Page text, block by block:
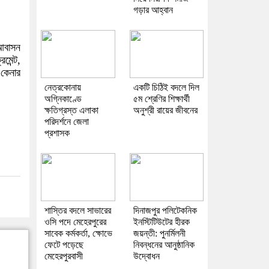
গড়ার আহ্বান
নেত্রকোনায়
অগ্নিকাণ্ডে
ক্ষতিগ্রস্ত এলাকা
পরিদর্শনে জেলা
প্রশাসক
একটি চিঠিই বদলে দিল
৫ম শ্রেণির শিক্ষার্থী
অনুশ্রী রায়ের জীবনের
শাস্তির বদলে সাভারের
ওসি পদে মেহেরপুরের
সাবেক কর্মকর্তা, ক্ষোভে
ফেটে পড়েছে
মেহেরপুরবাসী
দিনাজপুর পলিটেকনিক
ইনস্টিটিউটের হীরক
জয়ন্তী: পুনর্মিলনী
নিবন্ধনের আনুষ্ঠানিক
উদ্বোধন